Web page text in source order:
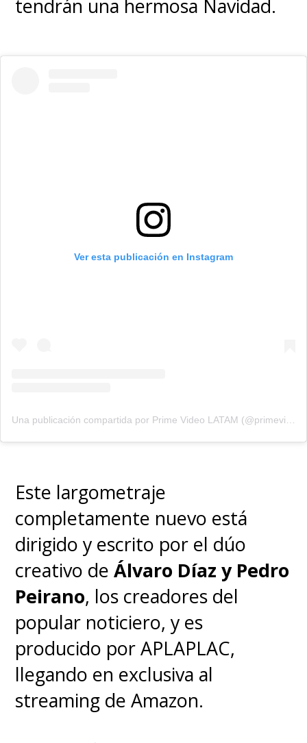
tendrán una hermosa Navidad.
Ver esta publicación en Instagram
Este largometraje
completamente nuevo está
dirigido y escrito por el dúo
creativo de Álvaro Díaz y Pedro
Peirano, los creadores del
popular noticiero, y es
producido por APLAPLAC,
llegando en exclusiva al
streaming de Amazon.